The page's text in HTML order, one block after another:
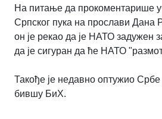
На питање да прокоментарише
Српског пука на прослави Дана
он је рекао да је НАТО задужен
да је сигуран да ће НАТО
Такође је недавно оптужио
бившу БиХ.